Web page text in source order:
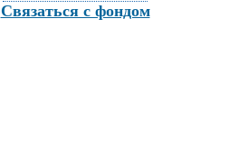
Связаться с фондом